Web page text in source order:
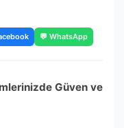
💬 WhatsApp
Güven ve